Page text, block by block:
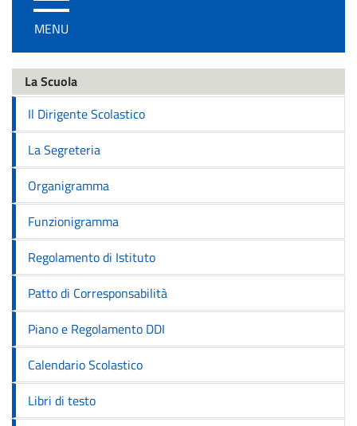
/
disattiva
navigazione
MENU
La Scuola
Il Dirigente Scolastico
La Segreteria
Organigramma
Funzionigramma
Regolamento di Istituto
Patto di Corresponsabilità
Piano e Regolamento DDI
Calendario Scolastico
Libri di testo